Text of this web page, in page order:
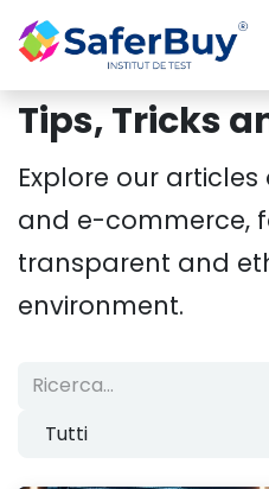
Tips, Tricks
Explore our
and e-commerce,
transparent and
environment.
Tutti